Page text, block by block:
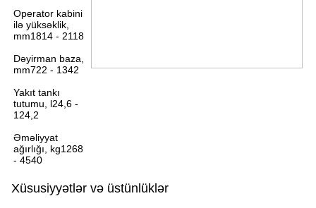
Operator kabini
ilə yüksəklik,
mm1814 - 2118
Dəyirman baza,
mm722 - 1342
Yakıt tankı
tutumu, l24,6 -
124,2
Əməliyyat
ağırlığı, kg1268
- 4540
Xüsusiyyətlər və üstünlüklər